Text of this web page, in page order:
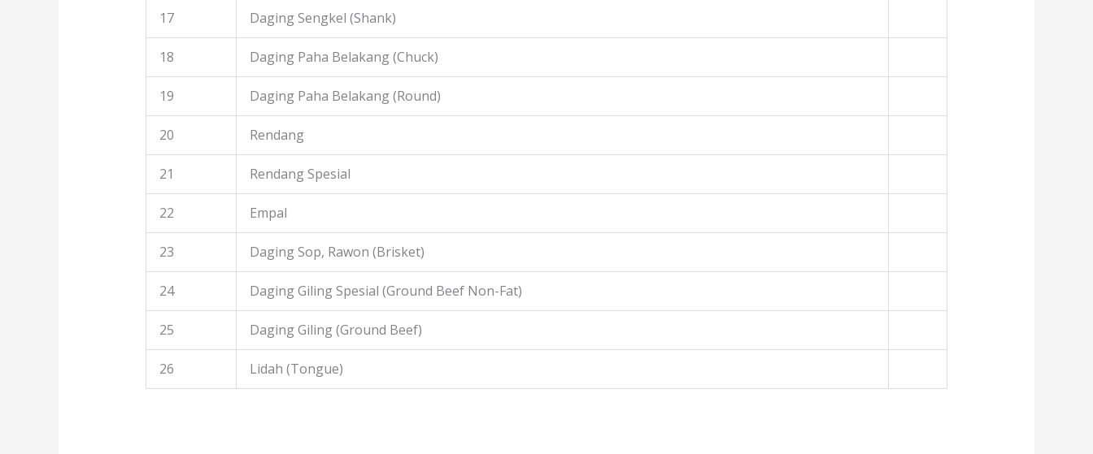
17 Daging Sengkel (Shank)
18 Daging Paha Belakang (Chuck)
19 Daging Paha Belakang (Round)
20 Rendang
21 Rendang Spesial
22 Empal
23 Daging Sop, Rawon (Brisket)
24 Daging Giling Spesial (Ground Beef Non-Fat)
25 Daging Giling (Ground Beef)
26 Lidah (Tongue)